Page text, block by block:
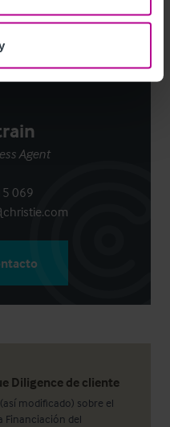
Diligence de cliente
modificado) sobre el
Financiación del
Agent
069